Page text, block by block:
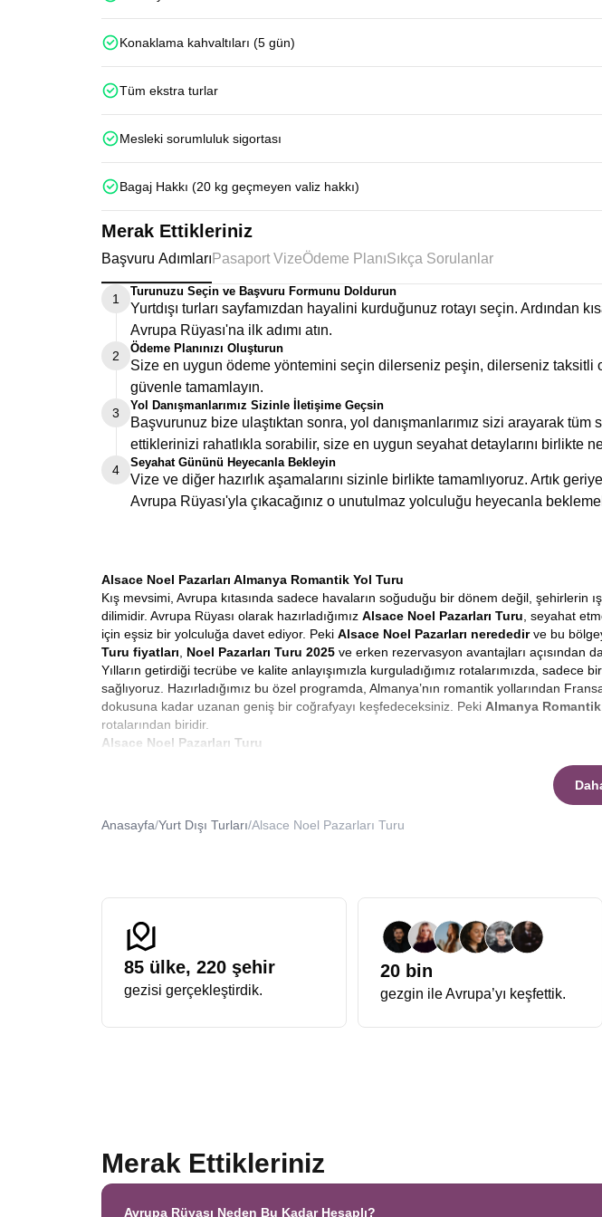
Konaklama kahvaltıları (5 gün)
Tüm ekstra turlar
Mesleki sorumluluk sigortası
Bagaj Hakkı (20 kg geçmeyen valiz hakkı)
Merak Ettikleriniz
Başvuru Adımları Pasaport VizeÖdeme Planı Sıkça Sorulanlar
1
Turunuzu Seçin ve Başvuru Formunu Doldurun
Yurtdışı turları sayfamızdan hayalini kurduğunuz rotayı seçin. Ardından
Avrupa Rüyası'na ilk adımı atın.
2
Ödeme Planınızı Oluşturun
Size en uygun ödeme yöntemini seçin dilerseniz peşin, dilerseniz taksitli
güvenle tamamlayın.
3
Yol Danışmanlarımız Sizinle İletişime Geçsin
Başvurunuz bize ulaştıktan sonra, yol danışmanlarımız sizi arayarak
ettiklerinizi rahatlıkla sorabilir, size en uygun seyahat detaylarını birlikte
4
Seyahat Gününü Heyecanla Bekleyin
Vize ve diğer hazırlık aşamalarını sizinle birlikte tamamlıyoruz. Artık
Avrupa Rüyası'yla çıkacağınız o unutulmaz yolculuğu heyecanla
Alsace Noel Pazarları Almanya Romantik Yol Turu
Kış mevsimi, Avrupa kıtasında sadece havaların soğuduğu bir dönem değil, şehirlerin
dilimidir. Avrupa Rüyası olarak hazırladığımız Alsace Noel Pazarları Turu , seyahat
için eşsiz bir yolculuğa davet ediyor. Peki Alsace Noel Pazarları nerededir ve bu
Turu fiyatları
Noel Pazarları Turu 2025 ve erken rezervasyon avantajları açısından
Yılların getirdiği tecrübe ve kalite anlayışımızla kurguladığımız rotalarımızda,
sağlıyoruz. Hazırladığımız bu özel programda, Almanya’nın romantik yollarından
dokusuna kadar uzanan geniş bir coğrafyayı keşfedeceksiniz. Peki Almanya
rotalarından biridir.
Alsace Noel Pazarları Turu
alışveriş gezisi değildir. Noel pazarlarında ne alınır? El yapımı ahşap oyuncaklar,
ayı boyunca Avrupa’nın neredeyse her kasabasında kurulan bu pazarlar, yerel
Avrupa Rüyası Yılbaşı Noel Turu
yapmanızdır.
Fransa Almanya Noel Pazarları Turu
İki dev kültürün, Alman ve Fransız geleneklerinin Ren Nehri kıyısında nasıl
Almanya tarafında daha gotik ve baharat kokulu bir hava hakimken, Alsace tarafında
öğleden sonra Fransa’da makaron ve krep yeme deneyimi bu turun en keyifli yanıdır.
kombinasyondur.
Masalların gerçeğe dönüştüğü yer neresidir diye sorulsa, verilecek cevap kesinlikle
Noel döneminde süslemeler, sıcak çikolata kokuları ve samimi atmosfer bu bölgeyi
Strasbourg, “Noel’in Başkenti” unvanını 1570 yılından beri korur. Avrupa’nın en eski
parlak ışıkları birleştiğinde unutulmaz bir görüntü ortaya çıkar.
Üç farklı ülkenin kesişim noktasında bulunan bu bölge, kültürel çeşitliliği en güçlü
Anasayfa/Yurt Dışı Turları/Alsace Noel Pazarları Turu
85 ülke, 220 şehir
gezisi gerçekleştirdik.
20 bin
gezgin ile Avrupa’yı keşfettik.
Merak Ettikleriniz
Avrupa Rüyası Neden Bu Kadar Hesaplı?